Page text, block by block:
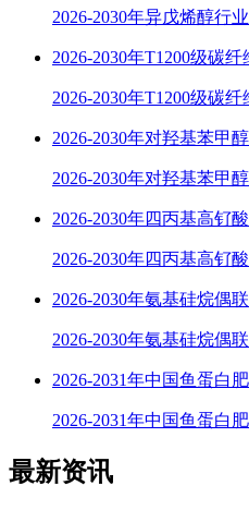
2026-2030年异戊烯醇行
2026-2030年T1200级碳
2026-2030年T1200级碳
2026-2030年对羟基苯甲
2026-2030年对羟基苯甲
2026-2030年四丙基高钌
2026-2030年四丙基高钌
2026-2030年氨基硅烷偶
2026-2030年氨基硅烷偶
2026-2031年中国鱼蛋白
2026-2031年中国鱼蛋白
最新资讯